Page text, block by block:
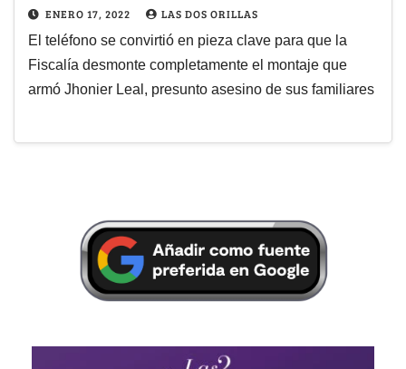
ENERO 17, 2022 LAS DOS ORILLAS
El teléfono se convirtió en pieza clave para que la
Fiscalía desmonte completamente el montaje que
armó Jhonier Leal, presunto asesino de sus familiares